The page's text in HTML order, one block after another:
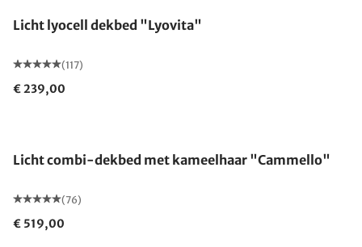
Licht lyocell dekbed "Lyovita"
(117)
€ 239,00
Licht combi-dekbed met kameelhaar "Cammello"
(76)
€ 519,00